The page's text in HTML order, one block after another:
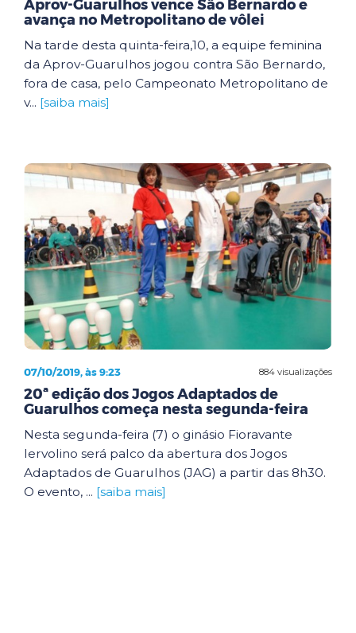
Aprov-Guarulhos vence São Bernardo e
avança no Metropolitano de vôlei
Na tarde desta quinta-feira,10, a equipe feminina
da Aprov-Guarulhos jogou contra São Bernardo,
fora de casa, pelo Campeonato Metropolitano de
v... [saiba mais]
884 visualizações
07/10/2019, às 9:23
20ª edição dos Jogos Adaptados de
Guarulhos começa nesta segunda-feira
Nesta segunda-feira (7) o ginásio Fioravante
Iervolino será palco da abertura dos Jogos
Adaptados de Guarulhos (JAG) a partir das 8h30.
O evento, ... [saiba mais]